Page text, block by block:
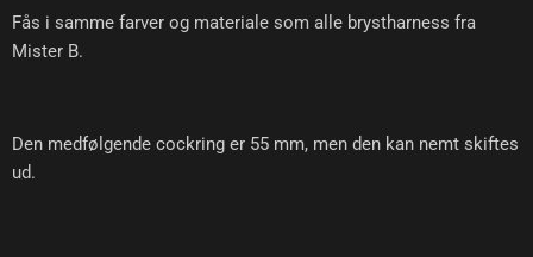
Fås i samme farver og materiale som alle brystharness fra
Mister B.
Den medfølgende cockring er 55 mm, men den kan nemt skiftes
ud.